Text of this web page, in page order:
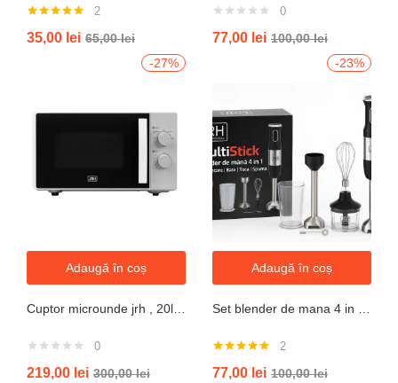
5.00din 5
2
35,00 lei 65,00lei
0
77,00 lei 100,00lei
-27%
Adaugă în coș
0
219,00 lei 300,00lei
-23%
Adaugă în coș
5.00din 5
2
77,00 lei 100,00lei